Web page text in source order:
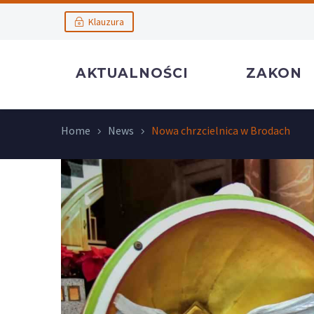
Klauzura
AKTUALNOŚCI ZAKON
Home News Nowa chrzcielnica w Brodach